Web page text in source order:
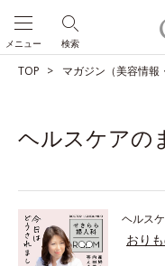
検索
メニュー
TOP マガジン（美容情報
ヘルスケアの
ヘルス
おり